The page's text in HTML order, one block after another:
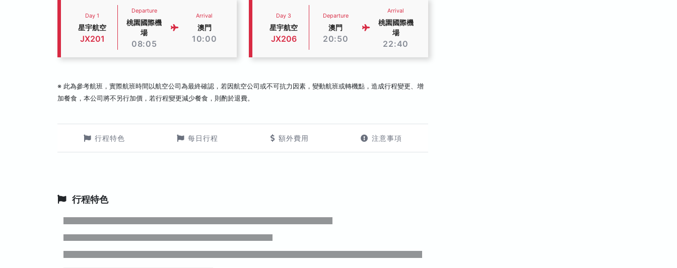
Day 1
星宇航空
JX201
Departure
桃園國際機
場
08:05
Arrival
澳門
10:00
Day 3
星宇航空
JX206
Departure
澳門
20:50
Arrival
桃園國際機
場
22:40
※ 此為參考航班，實際航班時間以航空公司為最終確認，若因航空公司或不可抗力因素，變動航班或轉機點，造成行程變更、增
加餐食，本公司將不另行加價，若行程變更減少餐食，則酌於退費。
行程特色 每日行程 額外費用 注意事項
行程特色